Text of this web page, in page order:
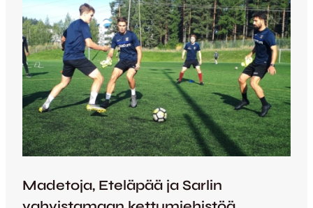
Madetoja, Eteläpää ja Sarlin